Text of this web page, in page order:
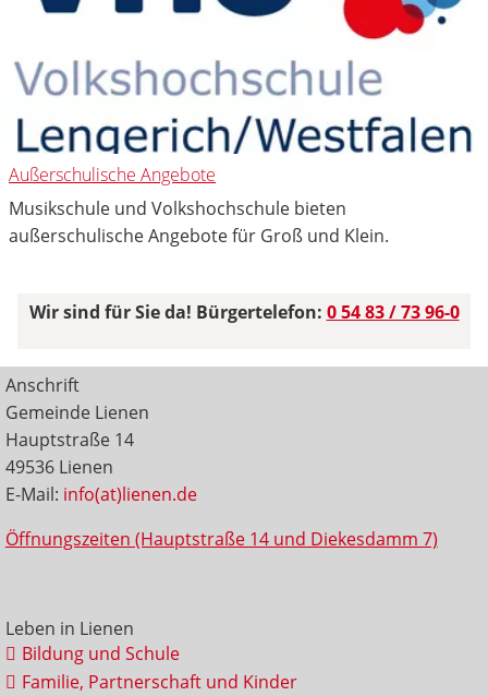
Außerschulische Angebote
Musikschule und Volkshochschule bieten
außerschulische Angebote für Groß und Klein.
Wir sind für Sie da! Bürgertelefon: 0 54 83 / 73 96-0
Anschrift
Gemeinde Lienen
Hauptstraße 14
49536 Lienen
E-Mail: info(at)lienen.de
Öffnungszeiten (Hauptstraße 14 und Diekesdamm 7)
Leben in Lienen
Bildung und Schule
Familie, Partnerschaft und Kinder